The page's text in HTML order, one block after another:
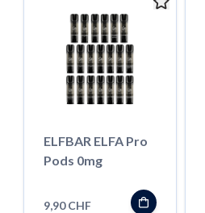
ELFBAR ELFA Pro
Pods 0mg
9,90 CHF